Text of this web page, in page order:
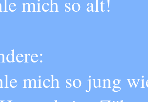
mich so jung